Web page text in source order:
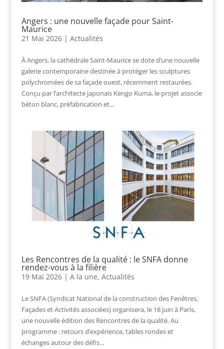
Angers : une nouvelle façade pour Saint-
Maurice
21 Mai 2026| Actualités
À Angers, la cathédrale Saint-Maurice se dote d’une nouvelle
galerie contemporaine destinée à protéger les sculptures
polychromées de sa façade ouest, récemment restaurées.
Conçu par l’architecte japonais Kengo Kuma, le projet associe
béton blanc, préfabrication et...
Les Rencontres de la qualité : le SNFA donne
rendez-vous à la filière
19 Mai 2026| A la une, Actualités
Le SNFA (Syndicat National de la construction des Fenêtres,
Façades et Activités associées) organisera, le 18 juin à Paris,
une nouvelle édition des Rencontres de la qualité. Au
programme : retours d’expérience, tables rondes et
échanges autour des défis...